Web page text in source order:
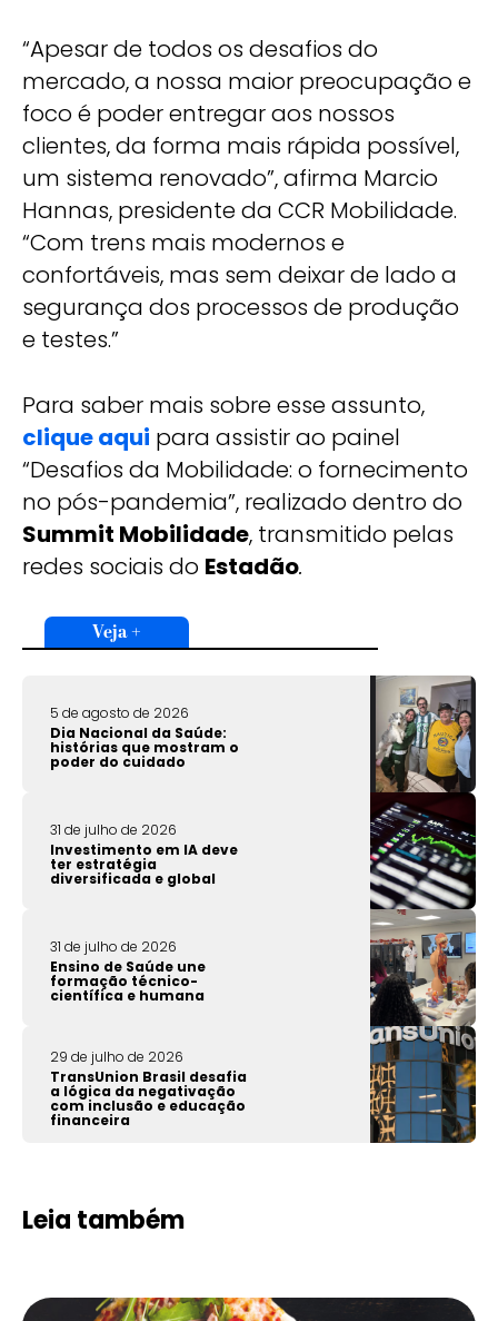
“Apesar de todos os desafios do
mercado, a nossa maior preocupação e
foco é poder entregar aos nossos
clientes, da forma mais rápida possível,
um sistema renovado”, afirma Marcio
Hannas, presidente da CCR Mobilidade.
“Com trens mais modernos e
confortáveis, mas sem deixar de lado a
segurança dos processos de produção
e testes.”
Para saber mais sobre esse assunto,
clique aqui para assistir ao painel
“Desafios da Mobilidade: o fornecimento
no pós-pandemia”, realizado dentro do
Summit Mobilidade, transmitido pelas
redes sociais do Estadão.
Veja +
5 de agosto de 2026
Dia Nacional da Saúde:
histórias que mostram o
poder do cuidado
31 de julho de 2026
Investimento em IA deve
ter estratégia
diversificada e global
31 de julho de 2026
Ensino de Saúde une
formação técnico-
científica e humana
29 de julho de 2026
TransUnion Brasil desafia
a lógica da negativação
com inclusão e educação
financeira
Leia também